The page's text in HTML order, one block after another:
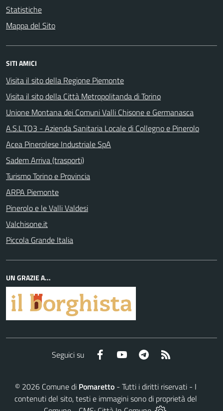
Statistiche
Mappa del Sito
SITI AMICI
Visita il sito della Regione Piemonte
Visita il sito della Città Metropolitanda di Torino
Unione Montana dei Comuni Valli Chisone e Germanasca
A.S.L.TO3 - Azienda Sanitaria Locale di Collegno e Pinerolo
Acea Pinerolese Industriale SpA
Sadem Arriva (trasporti)
Turismo Torino e Provincia
ARPA Piemonte
Pinerolo e le Valli Valdesi
Valchisone.it
Piccola Grande Italia
UN GRAZIE A...
Seguici su Facebook YouTube Telegram
© 2026Comune di Pomaretto- Tutti i diritti riservati - I
contenuti del sito, testi e immagini sono di proprietà del